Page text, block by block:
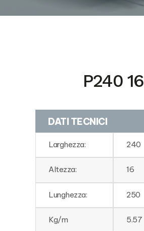
P240 16
DATI TECNICI
Larghezza: 240
Altezza: 16
Lunghezza: 250
Kg/m 5.57